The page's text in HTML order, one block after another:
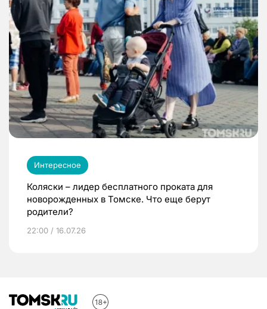
Интересное
Коляски – лидер бесплатного проката для
новорожденных в Томске. Что еще берут
родители?
22:00 / 16.07.26